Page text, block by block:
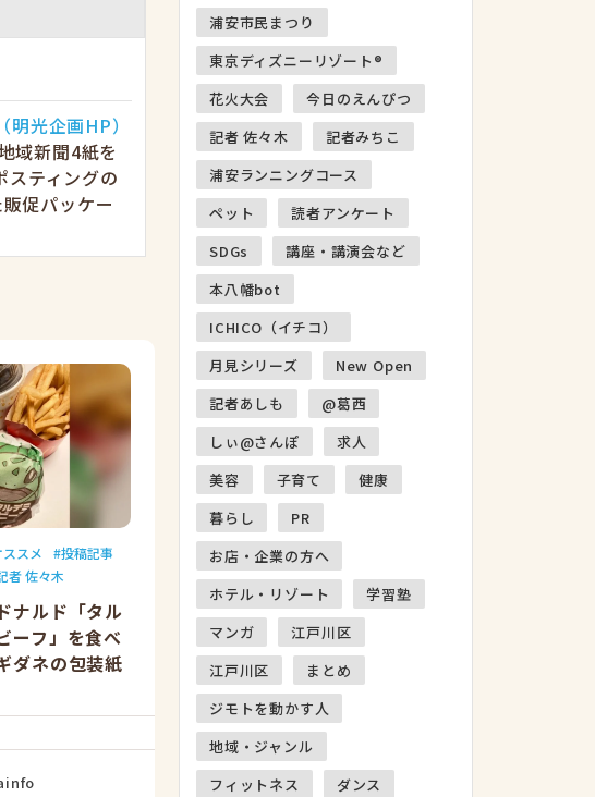
明光企画HP）
域新聞4紙を
スティングの
促パッケー
スメ
投稿記事
者 佐々木
ナルド「タル
ーフ」を食べ
ダネの包装紙
浦安市民まつり
東京ディズニーリゾート®
花火大会
今日のえんぴつ
記者 佐々木
記者みちこ
浦安ランニングコース
ペット
読者アンケート
SDGs
講座・講演会など
本八幡bot
ICHICO（イチコ）
月見シリーズ
New Open
記者あしも
@葛西
しぃ@さんぽ
求人
美容
子育て
健康
暮らし
PR
お店・企業の方へ
ホテル・リゾート
学習塾
マンガ
江戸川区
江戸川区
まとめ
ジモトを動かす人
地域・ジャンル
フィットネス
ダンス